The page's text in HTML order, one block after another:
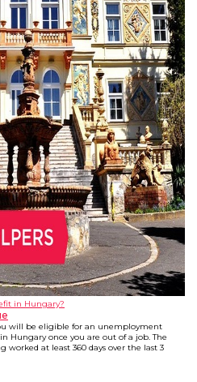
in Hungary?
will be eligible for an unemployment
Hungary once you are out of a job. The
at least 360 days over the last 3